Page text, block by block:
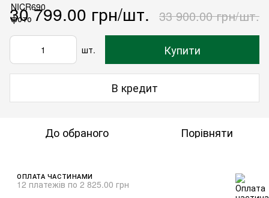
30 799.00 грн/шт. 33 900.00 грн/шт.
шт. Купити
В кредит
До обраного Порівняти
ОПЛАТА ЧАСТИНАМИ
12 платежів по 2 825.00 грн